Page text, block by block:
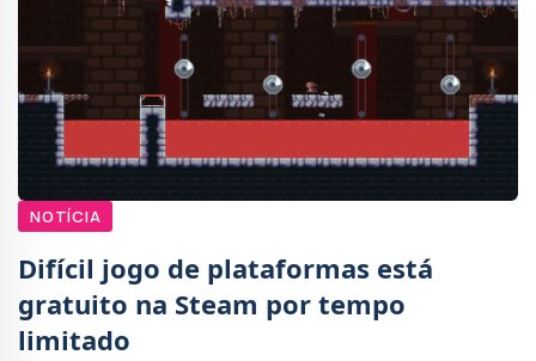
NOTÍCIA
Difícil jogo de plataformas está
gratuito na Steam por tempo
limitado